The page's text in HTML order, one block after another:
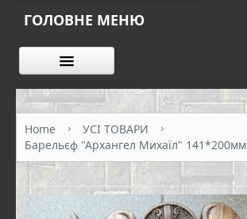
ГОЛОВНЕ МЕНЮ
КАТАЛОГ ТОВАРІВ
КОНТАКТИ
Home
УСІ ТОВАРИ
Барельєф "Архангел Михаїл" 141*200мм